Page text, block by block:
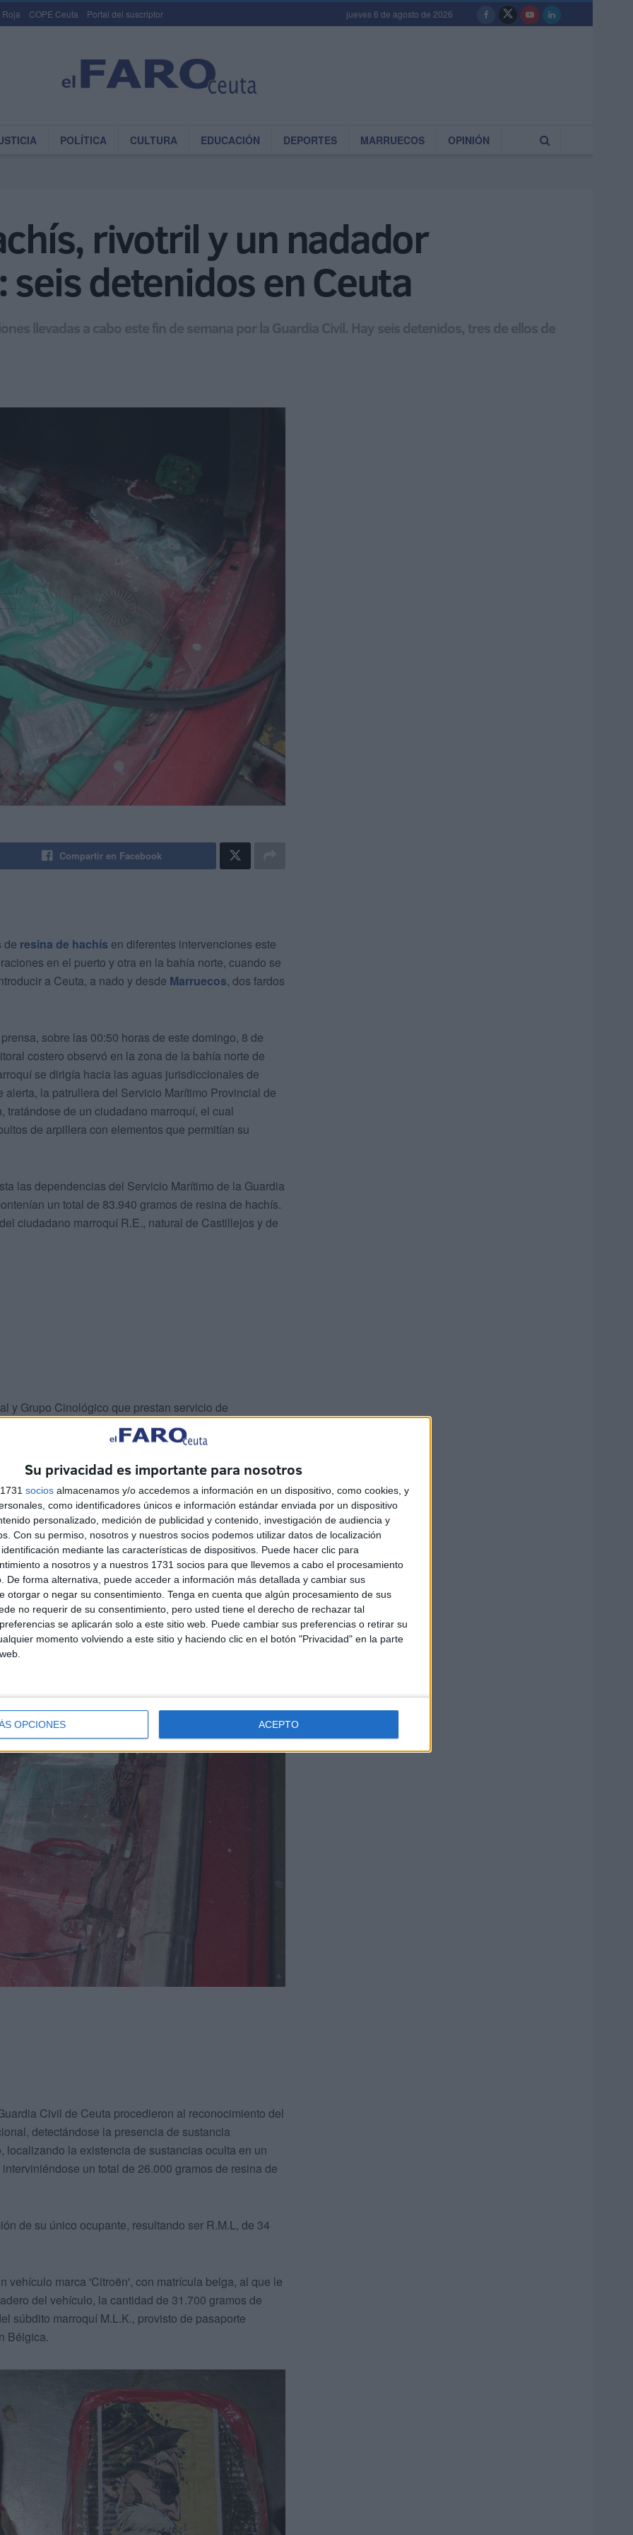
Su privacidad es importante para nosotros
socios almacenamos y/o accedemos a información en un dispositivo, como cookies, y
como identificadores únicos e información estándar enviada por un dispositivo
personalizado, medición de publicidad y contenido, investigación de audiencia y
Con su permiso, nosotros y nuestros socios podemos utilizar datos de localización
mediante las características de dispositivos. Puede hacer clic para
a nosotros y a nuestros 1731 socios para que llevemos a cabo el procesamiento
De forma alternativa, puede acceder a información más detallada y cambiar sus
otorgar o negar su consentimiento. Tenga en cuenta que algún procesamiento de sus
no requerir de su consentimiento, pero usted tiene el derecho de rechazar tal
se aplicarán solo a este sitio web. Puede cambiar sus preferencias o retirar su
momento volviendo a este sitio y haciendo clic en el botón "Privacidad" en la parte
OPCIONES ACEPTO
Roja COPE Ceuta Portal del suscriptor jueves 6 de agosto de 2026
POLÍTICA CULTURA EDUCACIÓN DEPORTES MARRUECOS OPINIÓN
rivotril y un nadador
detenidos en Ceuta
llevadas a cabo este fin de semana por la Guardia Civil. Hay seis detenidos, tres de ellos de
Compartir en Facebook
de resina de hachís en diferentes intervenciones este
en el puerto y otra en la bahía norte, cuando se
a Ceuta, a nado y desde Marruecos, dos fardos
sobre las 00:50 horas de este domingo, 8 de
costero observó en la zona de la bahía norte de
se dirigía hacia las aguas jurisdiccionales de
la patrullera del Servicio Marítimo Provincial de
de un ciudadano marroquí, el cual
de arpillera con elementos que permitían su
las dependencias del Servicio Marítimo de la Guardia
un total de 83.940 gramos de resina de hachís.
ciudadano marroquí R.E., natural de Castillejos y de
y Grupo Cinológico que prestan servicio de
ferrys con destino a Algeciras, al realizarlo sobre el
la posibilidad de existencia de sustancia
del turismo localizando la existencia de
practicados en el maletero y suelo del vehículo. Una
se intervinieron 106.290 gramos de resina de hachís.
de 36 años, nacido en la localidad de Tarragona.
Civil de Ceuta procedieron al reconocimiento del
detectándose la presencia de sustancia
la existencia de sustancias oculta en un
un total de 26.000 gramos de resina de
de su único ocupante, resultando ser R.M.L, de 34
vehículo marca 'Citroën', con matrícula belga, al que le
del vehículo, la cantidad de 31.700 gramos de
súbdito marroquí M.L.K., provisto de pasaporte
Bélgica.